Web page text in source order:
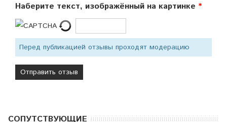
Наберите текст, изображённый на картинке
Перед публикацией отзывы проходят модерацию
CОПУТСТВУЮЩИЕ